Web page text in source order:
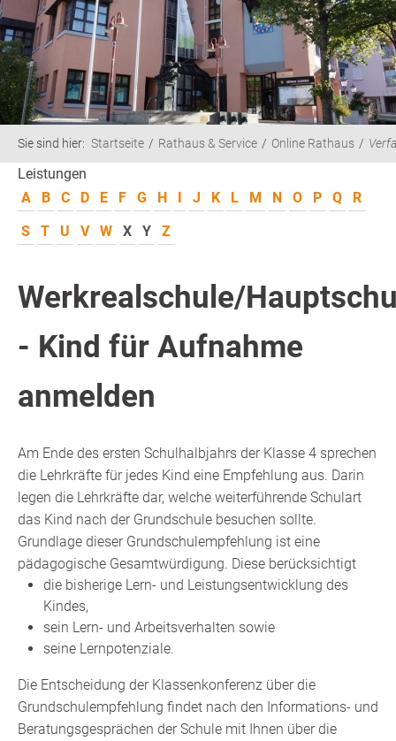
Sie sind hier: Startseite Rathaus & Service Online Rathaus
Leistungen
A
B C D E F G H I J K L M N O P Q
R
S
T U V W X Y Z
Werkrealschule/
- Kind für Aufnahme
anmelden
Am Ende des ersten Schulhalbjahrs der Klasse 4 sprechen
die Lehrkräfte für jedes Kind eine Empfehlung aus. Darin
legen die Lehrkräfte dar, welche weiterführende Schulart
das Kind nach der Grundschule besuchen sollte.
Grundlage dieser Grundschulempfehlung ist eine
pädagogische Gesamtwürdigung. Diese berücksichtigt
die bisherige Lern- und Leistungsentwicklung des
Kindes,
sein Lern- und Arbeitsverhalten sowie
seine Lernpotenziale.
Die Entscheidung der Klassenkonferenz über die
Grundschulempfehlung findet nach den Informations- und
Beratungsgesprächen der Schule mit Ihnen über die